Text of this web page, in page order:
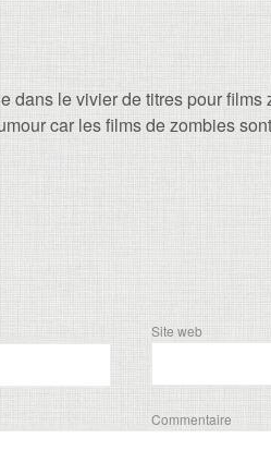
dans le vivier de titres pour films
car les films de zombies
Site web
Commentaire